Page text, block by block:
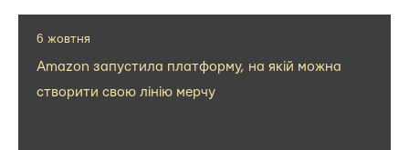
6 жовтня
Amazon запустила платформу, на якій можна
створити свою лінію мерчу